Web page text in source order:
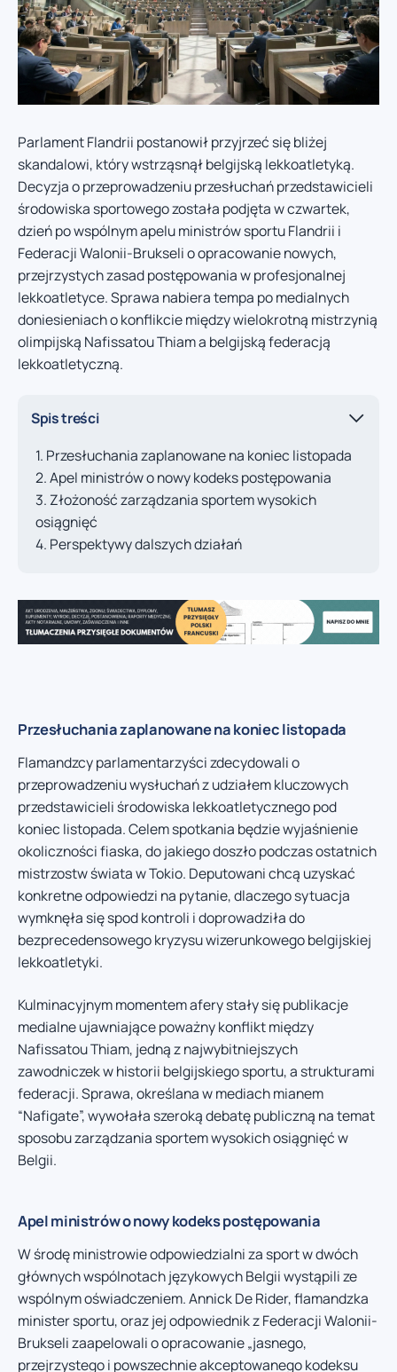
Parlament Flandrii postanowił przyjrzeć się bliżej
skandalowi, który wstrząsnął belgijską lekkoatletyką.
Decyzja o przeprowadzeniu przesłuchań przedstawicieli
środowiska sportowego została podjęta w czwartek,
dzień po wspólnym apelu ministrów sportu Flandrii i
Federacji Walonii-Brukseli o opracowanie nowych,
przejrzystych zasad postępowania w profesjonalnej
lekkoatletyce. Sprawa nabiera tempa po medialnych
doniesieniach o konflikcie między wielokrotną mistrzynią
olimpijską Nafissatou Thiam a belgijską federacją
lekkoatletyczną.
Spis treści
Przesłuchania zaplanowane na koniec listopada
Apel ministrów o nowy kodeks postępowania
Złożoność zarządzania sportem wysokich
osiągnięć
Perspektywy dalszych działań
Przesłuchania zaplanowane na koniec listopada
Flamandzcy parlamentarzyści zdecydowali o
przeprowadzeniu wysłuchań z udziałem kluczowych
przedstawicieli środowiska lekkoatletycznego pod
koniec listopada. Celem spotkania będzie wyjaśnienie
okoliczności fiaska, do jakiego doszło podczas ostatnich
mistrzostw świata w Tokio. Deputowani chcą uzyskać
konkretne odpowiedzi na pytanie, dlaczego sytuacja
wymknęła się spod kontroli i doprowadziła do
bezprecedensowego kryzysu wizerunkowego belgijskiej
lekkoatletyki.
Kulminacyjnym momentem afery stały się publikacje
medialne ujawniające poważny konflikt między
Nafissatou Thiam, jedną z najwybitniejszych
zawodniczek w historii belgijskiego sportu, a strukturami
federacji. Sprawa, określana w mediach mianem
“Nafigate”, wywołała szeroką debatę publiczną na temat
sposobu zarządzania sportem wysokich osiągnięć w
Belgii.
Apel ministrów o nowy kodeks postępowania
W środę ministrowie odpowiedzialni za sport w dwóch
głównych wspólnotach językowych Belgii wystąpili ze
wspólnym oświadczeniem. Annick De Rider, flamandzka
minister sportu, oraz jej odpowiednik z Federacji Walonii-
Brukseli zaapelowali o opracowanie „jasnego,
przejrzystego i powszechnie akceptowanego kodeksu